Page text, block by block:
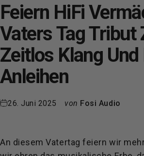
Feiern HiFi
VatersTagTribut
Zeitlos Klang Und
Anleihen
26. Juni 2025 von Fosi Audio
An diesem Vatertag feiern wir